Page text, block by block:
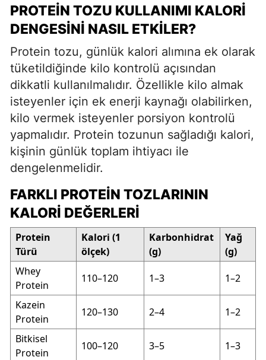
PROTEIN TOZU KULLANIMI KALORI
DENGESINI NASIL ETKILER?
Protein tozu, günlük kalori alımına ek olarak
tüketildiğinde kilo kontrolü açısından
dikkatli kullanılmalıdır. Özellikle kilo almak
isteyenler için ek enerji kaynağı olabilirken,
kilo vermek isteyenler porsiyon kontrolü
yapmalıdır. Protein tozunun sağladığı kalori,
kişinin günlük toplam ihtiyacı ile
dengelenmelidir.
FARKLI PROTEIN TOZLARININ
KALORI DEĞERLERI
Protein
Türü
Kalori (1
ölçek)
Karbonhidrat
(g)
Yağ
(g)
Whey
Protein
110–120 1–3 1–2
Kazein
Protein
120–130 2–4 1–2
Bitkisel
Protein
100–120 3–5 1–3